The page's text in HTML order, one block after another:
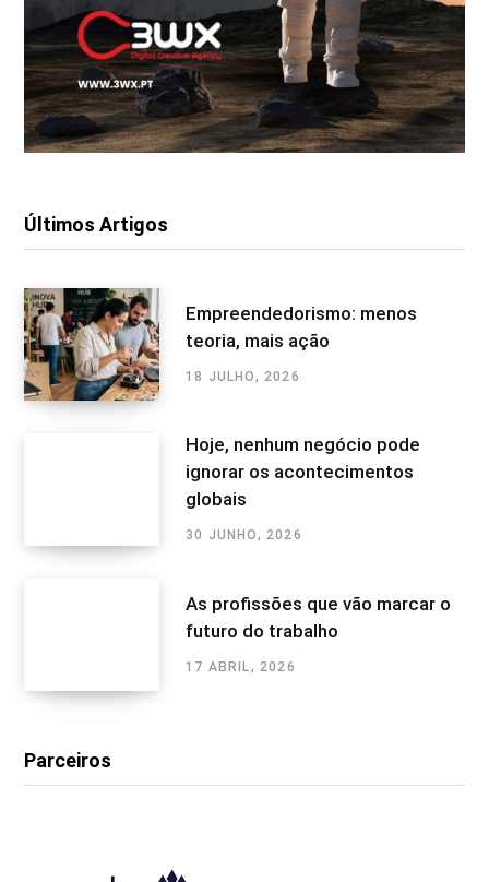
Últimos Artigos
Empreendedorismo: menos
teoria, mais ação
18 JULHO, 2026
Hoje, nenhum negócio pode
ignorar os acontecimentos
globais
30 JUNHO, 2026
As profissões que vão marcar o
futuro do trabalho
17 ABRIL, 2026
Parceiros